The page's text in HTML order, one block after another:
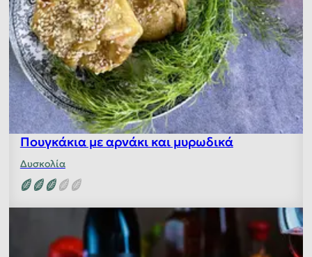
Πουγκάκια με αρνάκι και μυρωδικά
Δυσκολία